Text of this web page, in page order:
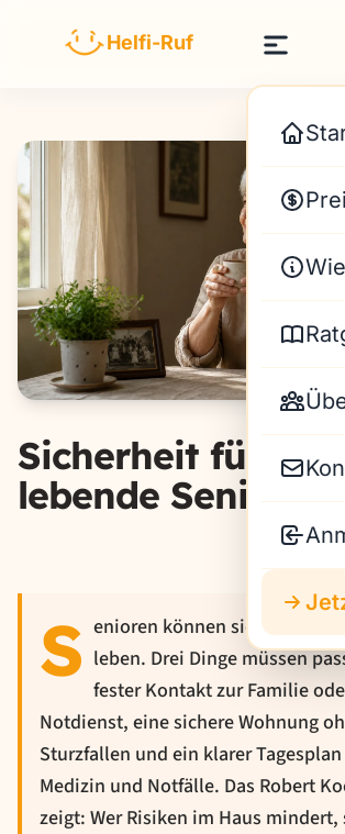
Helfi-Ruf
Sicherheit für
lebende Senioren
S enioren können sicher allein
leben. Drei Dinge müssen
fester Kontakt zur Familie
Notdienst, eine sichere Wohnung
Sturzfallen und ein klarer
Medizin und Notfälle. Das Robert
zeigt: Wer Risiken im Haus